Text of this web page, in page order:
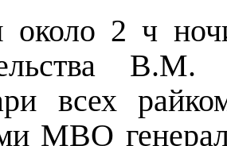
2 ч
всех
МВО